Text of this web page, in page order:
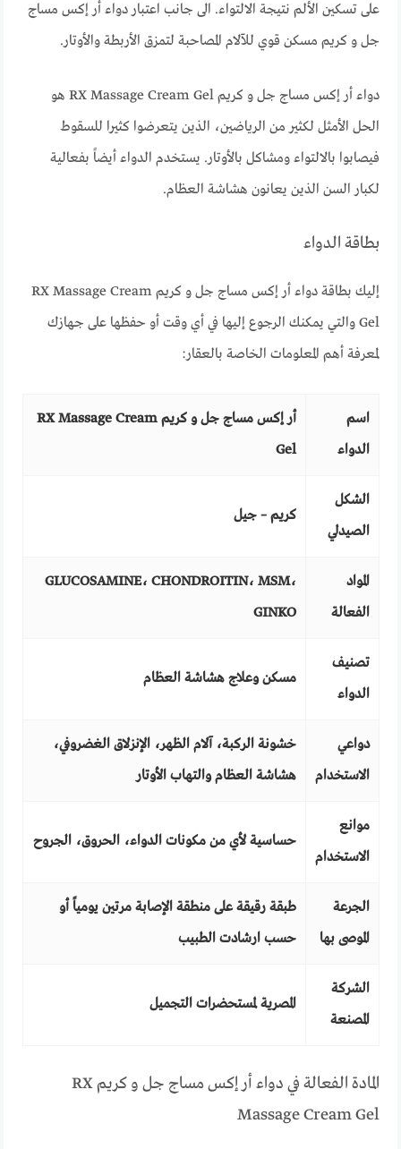
على تسكين الألم نتيجة الالتواء. الى جانب اعتبار دواء أر إكس مساج
جل و كريم مسكن قوي للآلام المصاحبة لتمزق الأربطة والأوتار.
دواء أر إكس مساج جل و كريم RX Massage Cream Gel هو
الحل الأمثل لكثير من الرياضين، الذين يتعرضوا كثيرا للسقوط
فيصابوا بالالتواء ومشاكل بالأوتار. يستخدم الدواء أيضاً بفعالية
لكبار السن الذين يعانون هشاشة العظام.
بطاقة الدواء
إليك بطاقة دواء أر إكس مساج جل و كريم RX Massage Cream
Gel والتي يمكنك الرجوع إليها في أي وقت أو حفظها على جهازك
لمعرفة أهم المعلومات الخاصة بالعقار:
اسم
الدواء
أر إكس مساج جل و كريم RX Massage Cream
Gel
الشكل
الصيدلي
كريم – جيل
المواد
الفعالة
GLUCOSAMINE، CHONDROITIN، MSM،
GINKO
تصنيف
الدواء
مسكن وعلاج هشاشة العظام
دواعي
الاستخدام
خشونة الركبة، آلام الظهر، الإنزلاق الغضروفي،
هشاشة العظام والتهاب الأوتار
موانع
الاستخدام
حساسية لأي من مكونات الدواء، الحروق، الجروح
الجرعة
الموصى بها
طبقة رقيقة على منطقة الإصابة مرتين يومياً أو
حسب ارشادت الطبيب
الشركة
المصنعة
المصرية لمستحضرات التجميل
المادة الفعالة في دواء أر إكس مساج جل و كريم RX
Massage Cream Gel